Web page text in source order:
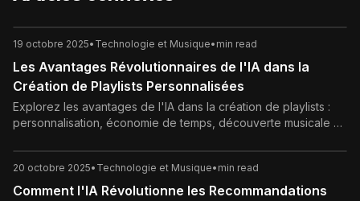
19 octobre 2025• Technologie et Musique• min read
Les Avantages Révolutionnaires de l'IA dans la
Création de Playlists Personnalisées
Explorez les avantages de l'IA dans la création de playlists :
personnalisation, économie de temps, découverte musicale et
intelligentes.
20 octobre 2025• Technologie et Musique• min read
Comment l'IA Révolutionne les Recommandations